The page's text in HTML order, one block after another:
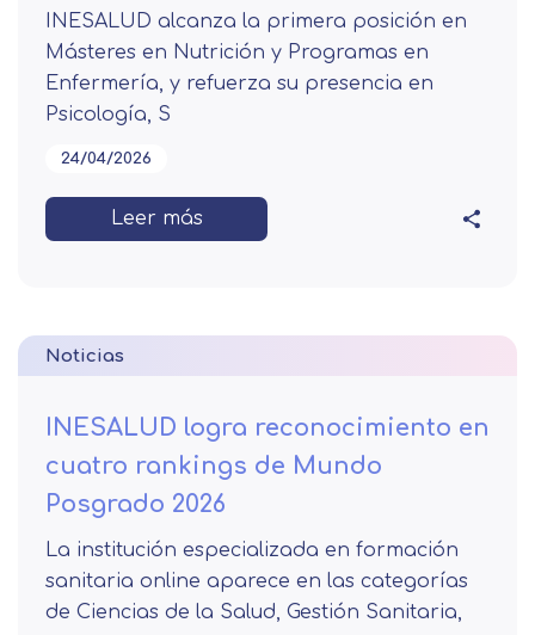
INESALUD alcanza la primera posición en
Másteres en Nutrición y Programas en
Enfermería, y refuerza su presencia en
Psicología, S
24/04/2026
Leer más
Noticias
INESALUD logra reconocimiento en
cuatro rankings de Mundo
Posgrado 2026
La institución especializada en formación
sanitaria online aparece en las categorías
de Ciencias de la Salud, Gestión Sanitaria,